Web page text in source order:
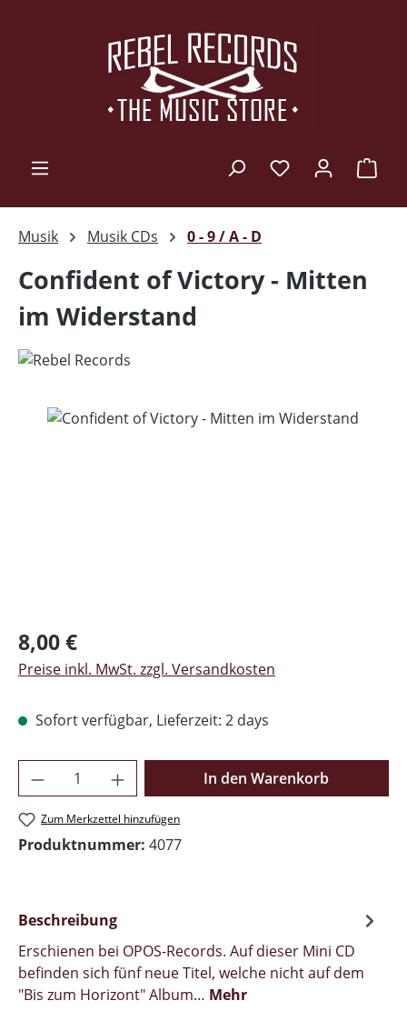
Musik Musik CDs 0 - 9 / A - D
Confident of Victory - Mitten
im Widerstand
Regulärer Preis:
8,00 €
Preise inkl. MwSt. zzgl. Versandkosten
Sofort verfügbar, Lieferzeit: 2 days
Produkt Anzahl: Gib den gewünschten
In den Warenkorb
Zum Merkzettel hinzufügen
Produktnummer: 4077
Beschreibung
Erschienen bei OPOS-Records. Auf dieser Mini CD
befinden sich fünf neue Titel, welche nicht auf dem
"Bis zum Horizont" Album… Mehr